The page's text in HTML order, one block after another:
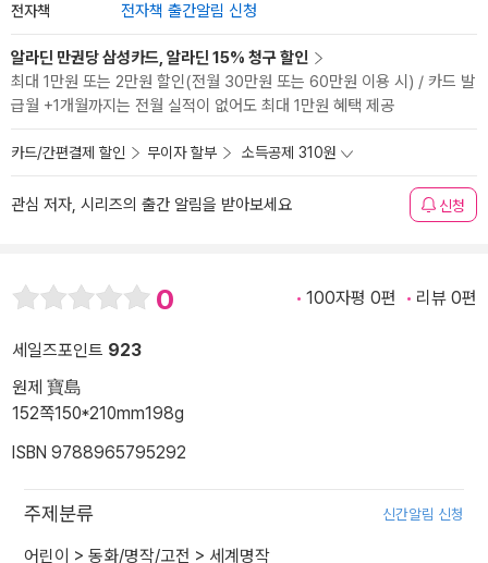
전자책 전자책 출간알림 신청
알라딘 만권당 삼성카드, 알라딘 15% 청구 할인
최대 1만원 또는 2만원 할인(전월 30만원 또는 60만원 이용 시) / 카드 발
급월 +1개월까지는 전월 실적이 없어도 최대 1만원 혜택 제공
카드/간편결제 할인 무이자 할부 소득공제 310원
관심 저자, 시리즈의 출간 알림을 받아보세요 신청
0 100자평 0편 리뷰 0편
세일즈포인트 923
원제 寶島
152쪽150*210mm198g
ISBN 9788965795292
주제분류 신간알림 신청
어린이 > 동화/명작/고전 > 세계명작